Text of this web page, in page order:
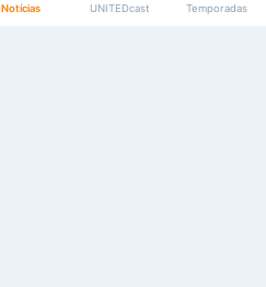
Notícias UNITEDcast Temporadas